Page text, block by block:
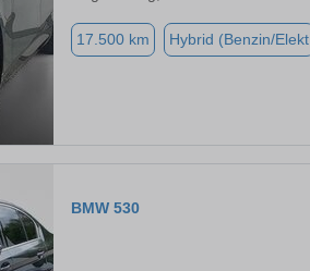
17.500 km Hybrid (Benzin/Elekt
BMW 530